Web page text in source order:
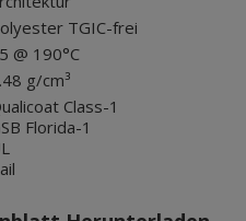
TGIC-frei
@ 190°C
g/cm³
Class-1
Florida-1